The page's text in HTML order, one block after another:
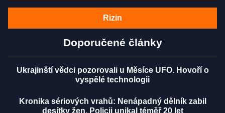
Rizin
Doporučené články
Ukrajinští vědci pozorovali u Měsíce UFO. Hovoří o
vyspělé technologii
Kronika sériových vrahů: Nenápadný dělník zabil
desítky žen. Policii unikal téměř 20 let